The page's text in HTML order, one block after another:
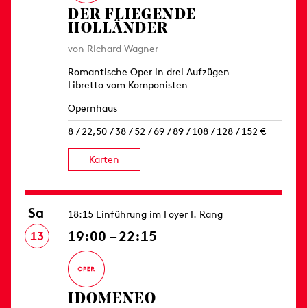
DER FLIEGENDE
HOLLÄNDER
von Richard Wagner
Romantische Oper in drei Aufzügen
Libretto vom Komponisten
Opernhaus
8 / 22,50 / 38 / 52 / 69 / 89 / 108 / 128 / 152 €
Karten
Sa
13
18:15 Einführung im Foyer I. Rang
19:00 – 22:15
IDOMENEO